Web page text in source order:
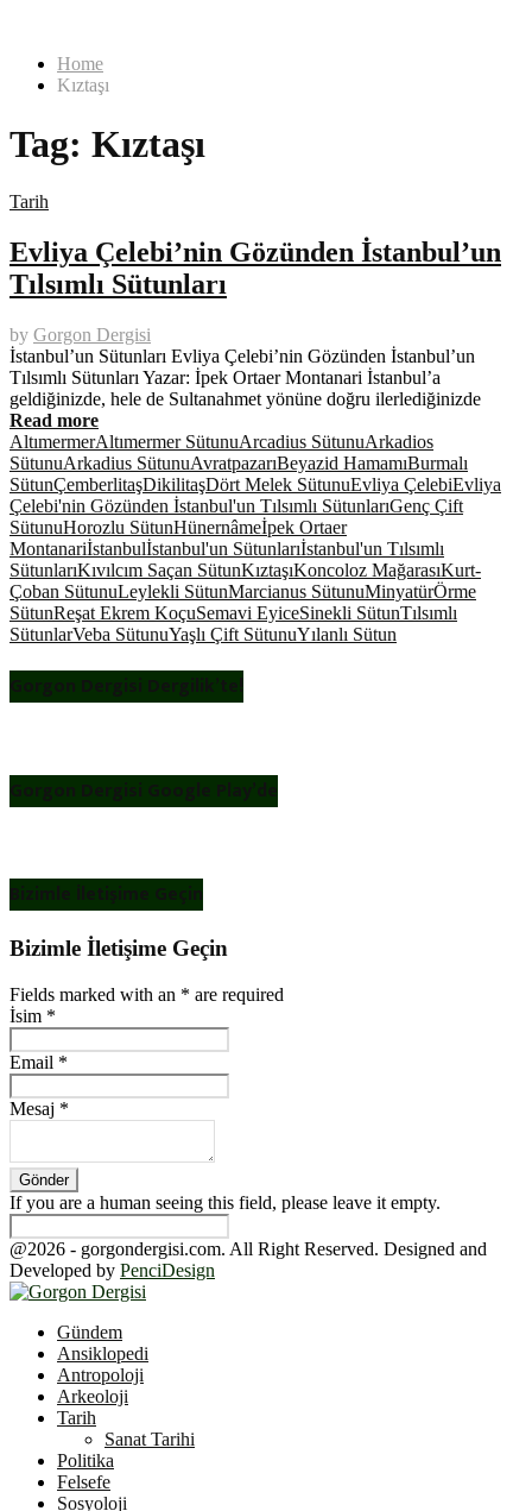
Home
Kıztaşı
Tag: Kıztaşı
Tarih
Evliya Çelebi’nin Gözünden İstanbul’un
Tılsımlı Sütunları
by Gorgon Dergisi
İstanbul’un Sütunları Evliya Çelebi’nin Gözünden İstanbul’un
Tılsımlı Sütunları Yazar: İpek Ortaer Montanari İstanbul’a
geldiğinizde, hele de Sultanahmet yönüne doğru ilerlediğinizde
Read more
AltımermerAltımermer SütunuArcadius SütunuArkadios
SütunuArkadius SütunuAvratpazarıBeyazid HamamıBurmalı
SütunÇemberlitaşDikilitaşDört Melek SütunuEvliya ÇelebiEvliya
Çelebi'nin Gözünden İstanbul'un Tılsımlı SütunlarıGenç Çift
SütunuHorozlu SütunHünernâmeİpek Ortaer
Montanariİstanbulİstanbul'un Sütunlarıİstanbul'un Tılsımlı
SütunlarıKıvılcım Saçan SütunKıztaşıKoncoloz MağarasıKurt-
Çoban SütunuLeylekli SütunMarcianus SütunuMinyatürÖrme
SütunReşat Ekrem KoçuSemavi EyiceSinekli SütunTılsımlı
SütunlarVeba SütunuYaşlı Çift SütunuYılanlı Sütun
Gorgon Dergisi Dergilik’te!
Gorgon Dergisi Google Play’de
Bizimle İletişime Geçin
Bizimle İletişime Geçin
Fields marked with an * are required
İsim *
Email *
Mesaj *
If you are a human seeing this field, please leave it empty.
@2026 - gorgondergisi.com. All Right Reserved. Designed and
Developed by PenciDesign
Gündem
Ansiklopedi
Antropoloji
Arkeoloji
Tarih
Sanat Tarihi
Politika
Felsefe
Sosyoloji